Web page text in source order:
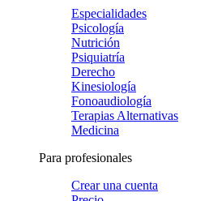
Especialidades
Psicología
Nutrición
Psiquiatría
Derecho
Kinesiología
Fonoaudiología
Terapias Alternativas
Medicina
Para profesionales
Crear una cuenta